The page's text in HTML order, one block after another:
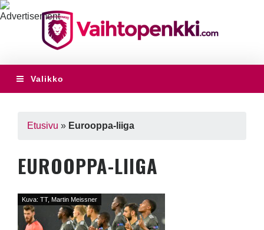
Valikko
Etusivu » Eurooppa-liiga
EUROOPPA-LIIGA
Kuva: TT, Martin Meissner